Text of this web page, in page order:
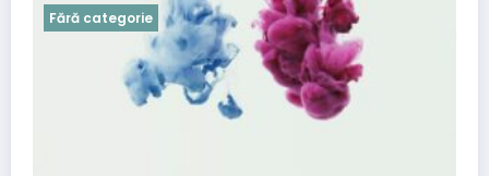
Fără categorie